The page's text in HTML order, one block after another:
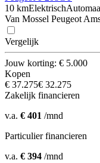
10 kmElektrisch
Van Mossel Peugeot
Vergelijk
Jouw korting: € 5.000
Kopen
€ 37.275€ 32.275
Zakelijk financieren
v.a. € 401 /mnd
Particulier financieren
v.a. € 394 /mnd